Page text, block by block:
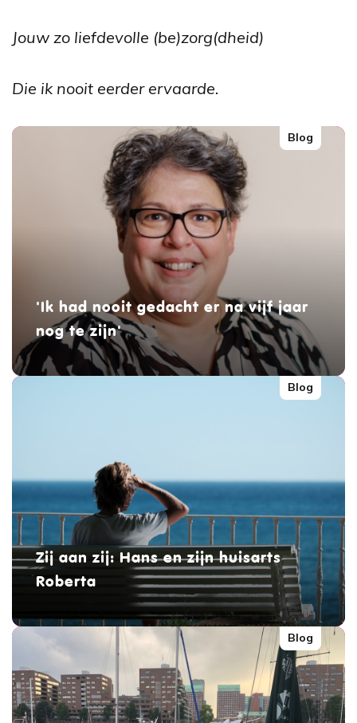
Jouw zo liefdevolle (be)zorg(dheid)
Die ik nooit eerder ervaarde.
Blog
'Ik had nooit gedacht er na vijf jaar
nog te zijn'
Blog
Zij aan zij: Hans en zijn huisarts
Roberta
Blog